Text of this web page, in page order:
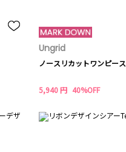
Ungrid
ノースリカットワンピース
5,940 円 40%OFF